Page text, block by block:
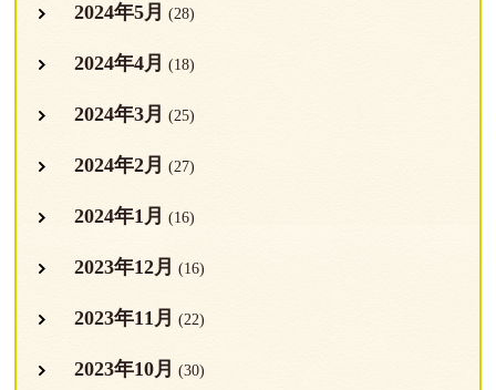
2024年5月 (28)
2024年4月 (18)
2024年3月 (25)
2024年2月 (27)
2024年1月 (16)
2023年12月 (16)
2023年11月 (22)
2023年10月 (30)